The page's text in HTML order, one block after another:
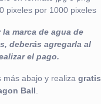
pixeles por 1000 pixeles
marca de agua de
deberás agregarla al
el pago.
más abajo y realizagratis
Ball